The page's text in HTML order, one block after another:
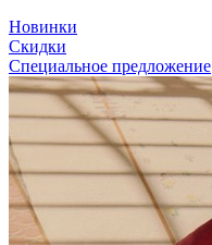
Новинки
Скидки
Специальное предложение